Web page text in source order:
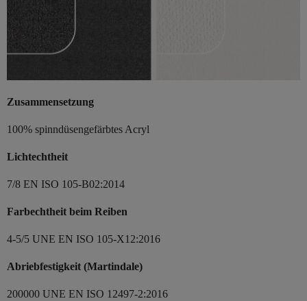
Zusammensetzung
100% spinndüsengefärbtes Acryl
Lichtechtheit
7/8 EN ISO 105-B02:2014
Farbechtheit beim Reiben
4-5/5 UNE EN ISO 105-X12:2016
Abriebfestigkeit (Martindale)
200000 UNE EN ISO 12497-2:2016